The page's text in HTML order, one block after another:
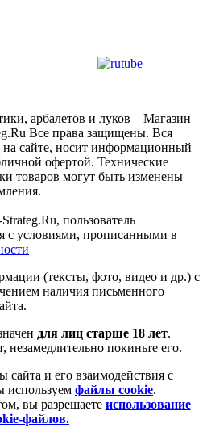
арбалетов и луков – Магазин
Все права защищены. Вся
сайте, носит информационный
офертой. Технические
товаров могут быть изменены
пользователь
с условиями, прописанными в
(тексты, фото, видео и др.) с
наличия письменного
для лиц старше 18 лет.
незамедлительно покиньте его.
сайта и его взаимодействия с
используем файлы cookie.
вы разрешаете использование
файлов.